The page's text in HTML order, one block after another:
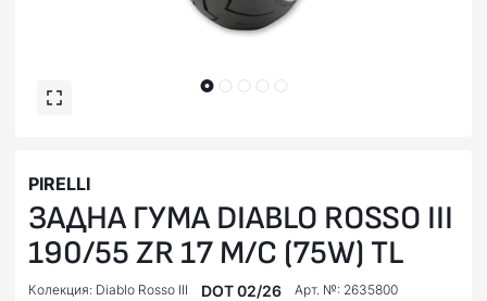
PIRELLI
ЗАДНА ГУМА DIABLO ROSSO III
190/55 ZR 17 M/C (75W) TL
Колекция: Diablo Rosso III DOT 02/26
Арт. №: 2635800